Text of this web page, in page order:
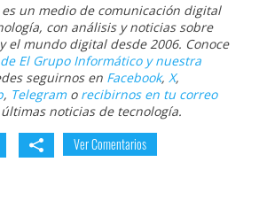
un medio de comunicación digital
con análisis y noticias sobre
el mundo digital desde 2006. Conoce
El Grupo Informático y nuestra
seguirnos en Facebook, X,
, Telegramo recibirnos en tu correo
noticias de tecnología.
Ver Comentarios